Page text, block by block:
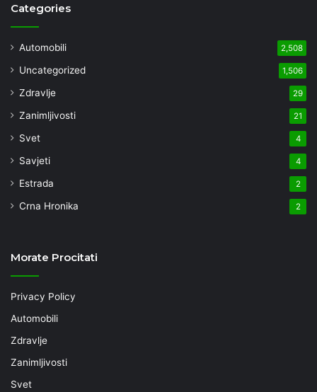
Categories
Automobili 2,508
Uncategorized 1,506
Zdravlje 29
Zanimljivosti 21
Svet 4
Savjeti 4
Estrada 2
Crna Hronika 2
Morate Procitati
Privacy Policy
Automobili
Zdravlje
Zanimljivosti
Svet